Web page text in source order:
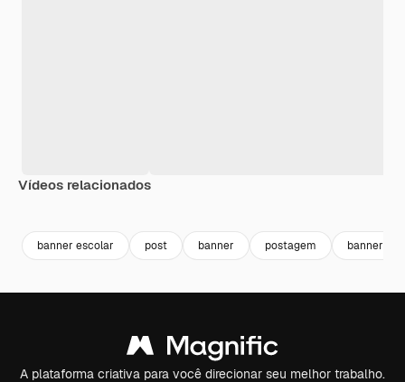
Vídeos relacionados
banner escolar post banner postagem banner de
A plataforma criativa para você direcionar seu melhor trabalho.